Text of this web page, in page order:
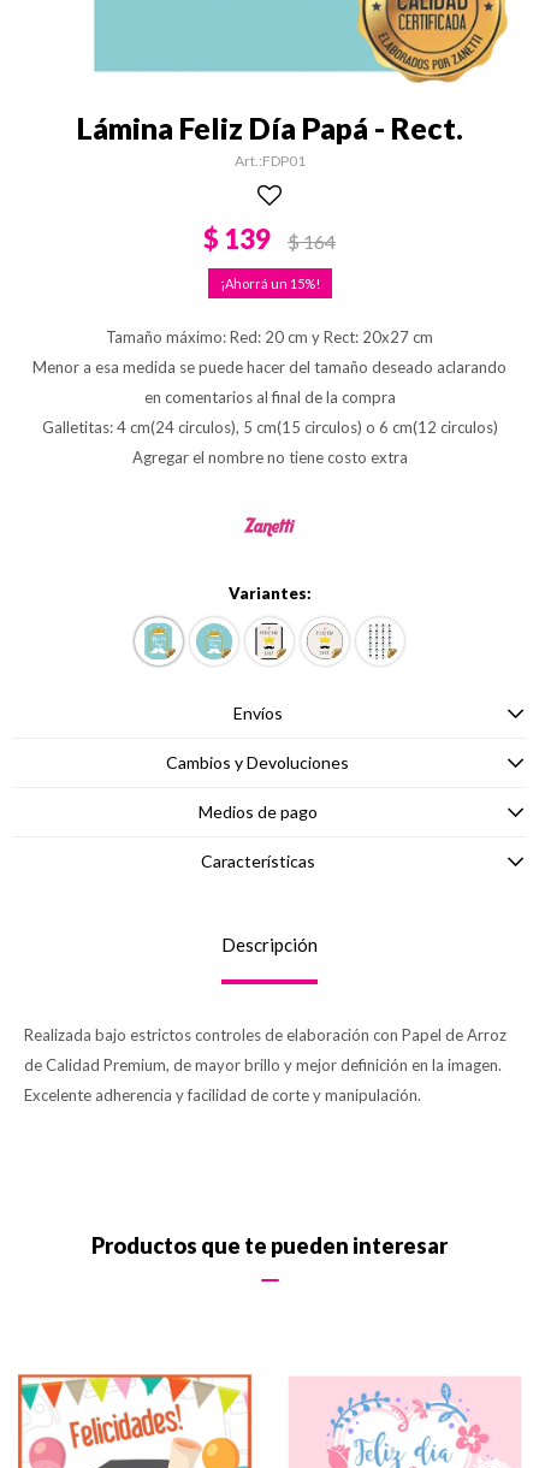
Lámina Feliz Día Papá - Rect.
FDP01
$ 139 $164
15
Tamaño máximo: Red: 20 cm y Rect: 20x27 cm
Menor a esa medida se puede hacer del tamaño deseado aclarando
en comentarios al final de la compra
Galletitas: 4 cm(24 circulos), 5 cm(15 circulos) o 6 cm(12 circulos)
Agregar el nombre no tiene costo extra
Variantes:
Envíos
Cambios y Devoluciones
Medios de pago
Características
Descripción
Realizada bajo estrictos controles de elaboración con Papel de Arroz
de Calidad Premium, de mayor brillo y mejor definición en la imagen.
Excelente adherencia y facilidad de corte y manipulación.
Productos que te pueden interesar